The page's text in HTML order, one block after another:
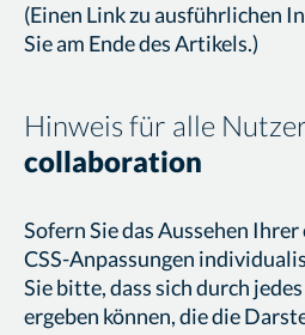
(Einen Link zu ausführlichen
Sie am Ende des Artikels.)
Hinweis für alle
collaboration
Sofern Sie das Aussehen
CSS-Anpassungen
Sie bitte, dass sich durch
ergeben können, die die